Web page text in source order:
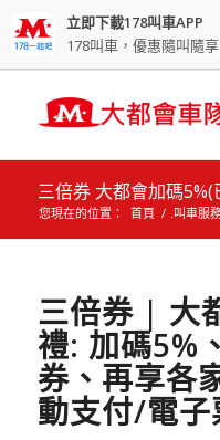
立即下載178叫車APP
178叫車，優惠隨叫隨享
三倍券 大都會加碼5%(
您現在的位置： 首頁 / .叫車服
三倍券 | 大
禮: 加碼5%
券、再享各
動支付/電子